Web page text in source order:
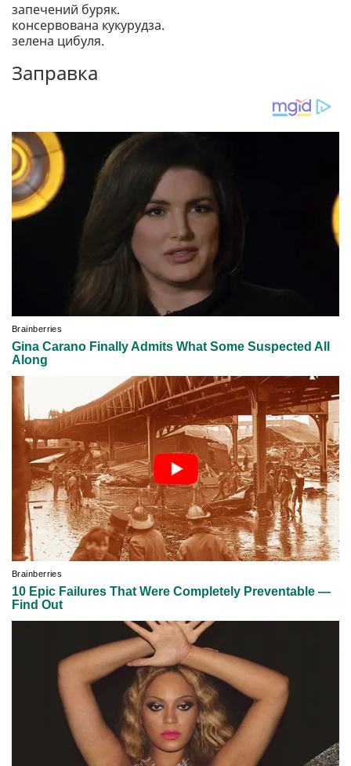
запечений буряк.
консервована кукурудза.
зелена цибуля.
Заправка